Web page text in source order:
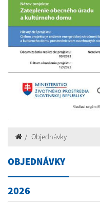
Objednávky
OBJEDNÁVKY
2026